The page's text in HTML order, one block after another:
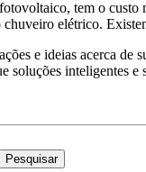
tem o custo
elétrico.
e ideias acerca de
soluções inteligentes e